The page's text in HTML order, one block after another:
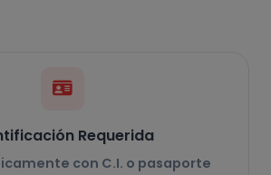
Requerida
con C.I. o pasaporte